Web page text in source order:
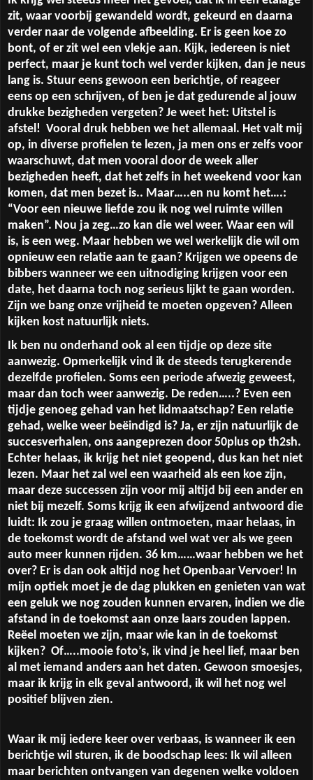
zit, waar voorbij gewandeld wordt, gekeurd en daarna
verder naar de volgende afbeelding. Er is geen koe zo
bont, of er zit wel een vlekje aan. Kijk, iedereen is niet
perfect, maar je kunt toch wel verder kijken, dan je neus
lang is. Stuur eens gewoon een berichtje, of reageer
eens op een schrijven, of ben je dat gedurende al jouw
drukke bezigheden vergeten? Je weet het: Uitstel is
afstel! Vooral druk hebben we het allemaal. Het valt mij
op, in diverse profielen te lezen, ja men ons er zelfs voor
waarschuwt, dat men vooral door de week aller
bezigheden heeft, dat het zelfs in het weekend voor kan
komen, dat men bezet is.. Maar…..en nu komt het….:
“Voor een nieuwe liefde zou ik nog wel ruimte willen
maken”. Nou ja zeg…zo kan die wel weer. Waar een wil
is, is een weg. Maar hebben we wel werkelijk die wil om
opnieuw een relatie aan te gaan? Krijgen we opeens de
bibbers wanneer we een uitnodiging krijgen voor een
date, het daarna toch nog serieus lijkt te gaan worden.
Zijn we bang onze vrijheid te moeten opgeven? Alleen
kijken kost natuurlijk niets.
Ik ben nu onderhand ook al een tijdje op deze site
aanwezig. Opmerkelijk vind ik de steeds terugkerende
dezelfde profielen. Soms een periode afwezig geweest,
maar dan toch weer aanwezig. De reden…..? Even een
tijdje genoeg gehad van het lidmaatschap? Een relatie
gehad, welke weer beëindigd is? Ja, er zijn natuurlijk de
succesverhalen, ons aangeprezen door 50plus op th2sh.
Echter helaas, ik krijg het niet geopend, dus kan het niet
lezen. Maar het zal wel een waarheid als een koe zijn,
maar deze successen zijn voor mij altijd bij een ander en
niet bij mezelf. Soms krijg ik een afwijzend antwoord die
luidt: Ik zou je graag willen ontmoeten, maar helaas, in
de toekomst wordt de afstand wel wat ver als we geen
auto meer kunnen rijden. 36 km……waar hebben we het
over? Er is dan ook altijd nog het Openbaar Vervoer! In
mijn optiek moet je de dag plukken en genieten van wat
een geluk we nog zouden kunnen ervaren, indien we die
afstand in de toekomst aan onze laars zouden lappen.
Reëel moeten we zijn, maar wie kan in de toekomst
kijken? Of…..mooie foto’s, ik vind je heel lief, maar ben
al met iemand anders aan het daten. Gewoon smoesjes,
maar ik krijg in elk geval antwoord, ik wil het nog wel
positief blijven zien.
Waar ik mij iedere keer over verbaas, is wanneer ik een
berichtje wil sturen, ik de boodschap lees: Ik wil alleen
maar berichten ontvangen van degenen welke voldoen